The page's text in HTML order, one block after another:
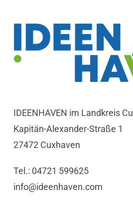
IDEENHAVEN im Landkreis
Kapitän-Alexander-Straße 1
27472 Cuxhaven
Tel.: 04721 599625
info@ideenhaven.com